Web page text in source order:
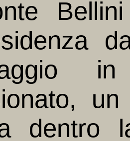
dentro